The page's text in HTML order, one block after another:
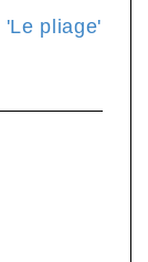
'Le pliage'